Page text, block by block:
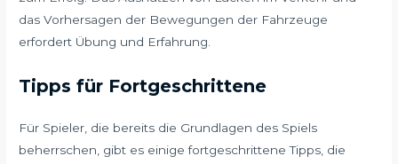
das Vorhersagen der Bewegungen der Fahrzeuge
erfordert Übung und Erfahrung.
Tipps für Fortgeschrittene
Für Spieler, die bereits die Grundlagen des Spiels
beherrschen, gibt es einige fortgeschrittene Tipps, die